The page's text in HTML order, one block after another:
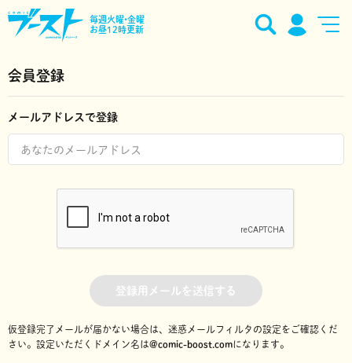
毎週火曜•金曜
お昼12時更新
会員登録
メールアドレスで登録
登録用メールを送信する
仮登録完了メールが届かない場合は、迷惑メールフィルタの設定をご確認くだ
さい。 設定いただくドメイン名は@comic-boost.comになります。